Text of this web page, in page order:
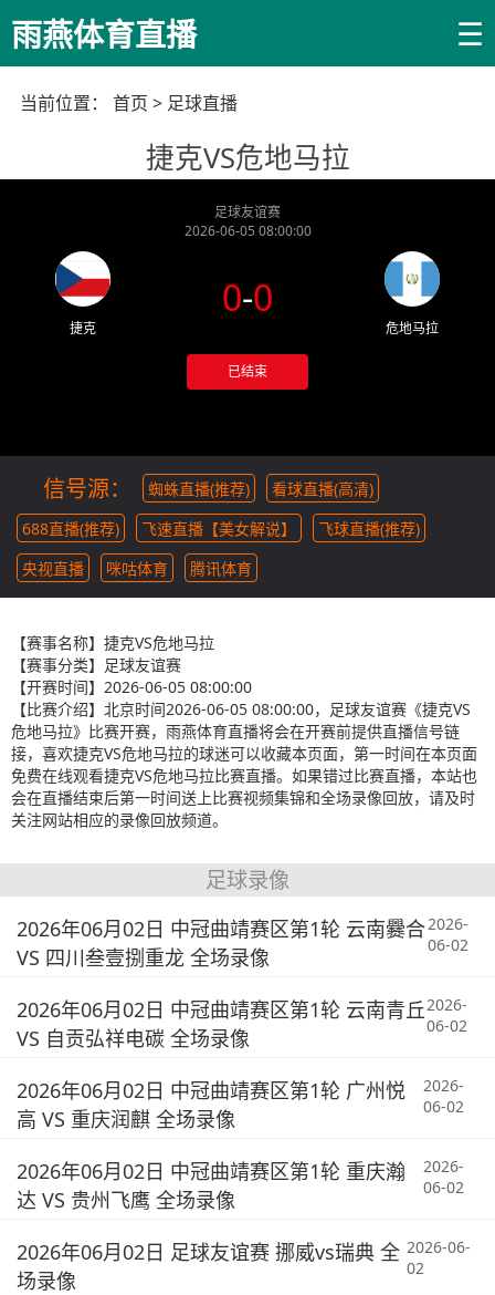
雨燕体育直播 ☰
当前位置： 首页 > 足球直播
捷克VS危地马拉
足球友谊赛
2026-06-05 08:00:00
捷克
0-0
已结束
危地马拉
信号源： 蜘蛛直播(推荐)
看球直播(高清)
688直播(推荐)
飞速直播【美女解说】
飞球直播(推荐)
央视直播
咪咕体育 腾讯体育
【赛事名称】 捷克VS危地马拉
【赛事分类】 足球友谊赛
【开赛时间】 2026-06-05 08:00:00
【比赛介绍】 北京时间2026-06-05 08:00:00，足球友谊赛《捷克VS
危地马拉》比赛开赛，雨燕体育直播将会在开赛前提供直播信号链
接，喜欢捷克VS危地马拉的球迷可以收藏本页面，第一时间在本页面
免费在线观看捷克VS危地马拉比赛直播。如果错过比赛直播，本站也
会在直播结束后第一时间送上比赛视频集锦和全场录像回放，请及时
关注网站相应的录像回放频道。
足球录像
2026年06月02日 中冠曲靖赛区第1轮 云南爨合
VS 四川叁壹捌重龙 全场录像
2026-
06-02
2026年06月02日 中冠曲靖赛区第1轮 云南青丘
VS 自贡弘祥电碳 全场录像
2026-
06-02
2026年06月02日 中冠曲靖赛区第1轮 广州悦
高 VS 重庆润麒 全场录像
2026-
06-02
2026年06月02日 中冠曲靖赛区第1轮 重庆瀚
达 VS 贵州飞鹰 全场录像
2026-
06-02
2026年06月02日 足球友谊赛 挪威vs瑞典 全
场录像
2026-06-
02